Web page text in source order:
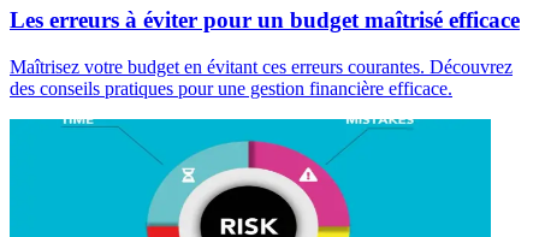
Les erreurs à éviter pour un budget maîtrisé efficace
Maîtrisez votre budget en évitant ces erreurs courantes. Découvrez
des conseils pratiques pour une gestion financière efficace.